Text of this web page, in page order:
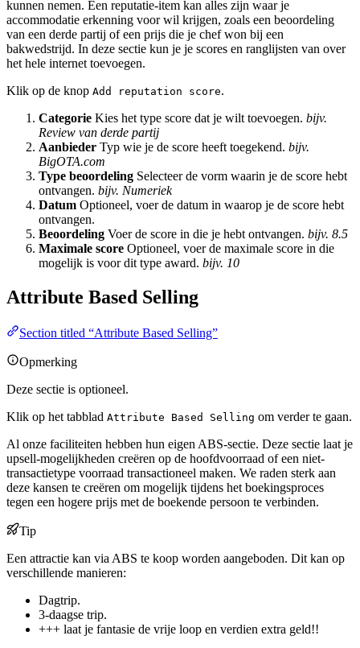
kunnen nemen. Een reputatie-item kan alles zijn waar je
accommodatie erkenning voor wil krijgen, zoals een beoordeling
van een derde partij of een prijs die je chef won bij een
bakwedstrijd. In deze sectie kun je je scores en ranglijsten van over
het hele internet toevoegen.
Klik op de knop Add reputation score.
Categorie Kies het type score dat je wilt toevoegen. bijv.
Review van derde partij
Aanbieder Typ wie je de score heeft toegekend. bijv.
BigOTA.com
Type beoordeling Selecteer de vorm waarin je de score hebt
ontvangen. bijv. Numeriek
Datum Optioneel, voer de datum in waarop je de score hebt
ontvangen.
Beoordeling Voer de score in die je hebt ontvangen. bijv. 8.5
Maximale score Optioneel, voer de maximale score in die
mogelijk is voor dit type award. bijv. 10
Attribute Based Selling
Section titled “Attribute Based Selling”
Opmerking
Deze sectie is optioneel.
Klik op het tabblad Attribute Based Selling om verder te gaan.
Al onze faciliteiten hebben hun eigen ABS-sectie. Deze sectie laat je
upsell-mogelijkheden creëren op de hoofdvoorraad of een niet-
transactietype voorraad transactioneel maken. We raden sterk aan
deze kansen te creëren om mogelijk tijdens het boekingsproces
tegen een hogere prijs met de boekende persoon te verbinden.
Tip
Een attractie kan via ABS te koop worden aangeboden. Dit kan op
verschillende manieren:
Dagtrip.
3-daagse trip.
+++ laat je fantasie de vrije loop en verdien extra geld!!